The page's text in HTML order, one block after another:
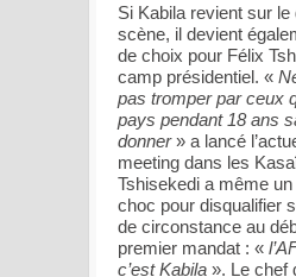
Si Kabila revient sur le
scène, il devient
de choix pour Félix
camp présidentiel. «
pas tromper par ceux
pays pendant 18 ans
donner» a lancé
meeting dans les
Tshisekedi a même
choc pour disqualifier
de circonstance au
premier mandat : «
c’est Kabila ». Le chef